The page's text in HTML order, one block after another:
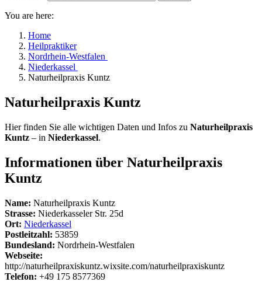
You are here:
Home
Heilpraktiker
Nordrhein-Westfalen
Niederkassel
Naturheilpraxis Kuntz
Naturheilpraxis Kuntz
Hier finden Sie alle wichtigen Daten und Infos zu Naturheilpraxis
Kuntz – in Niederkassel.
Informationen über Naturheilpraxis
Kuntz
Name: Naturheilpraxis Kuntz
Strasse: Niederkasseler Str. 25d
Ort: Niederkassel
Postleitzahl: 53859
Bundesland: Nordrhein-Westfalen
Webseite:
http://naturheilpraxiskuntz.wixsite.com/naturheilpraxiskuntz
Telefon: +49 175 8577369